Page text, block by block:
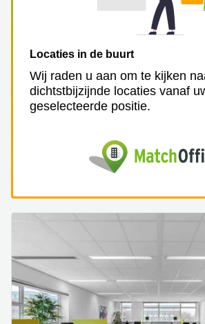
Hengelo
Bedrijfsruimte
Huren in
Nijmegen
Locaties in de buurt
Wij raden u aan om te kijken
dichtstbijzijnde locaties vanaf
geselecteerde positie.